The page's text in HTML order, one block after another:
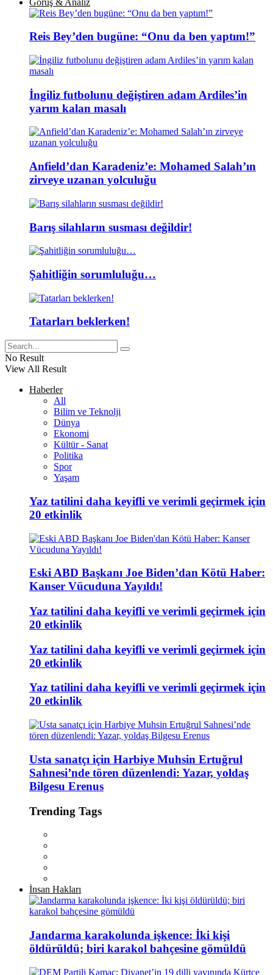
Reis Bey’den bugüne: “Onu da ben yaptım!”
İngiliz futbolunu değiştiren adam Ardiles’in
yarım kalan masalı
Anfield’dan Karadeniz’e: Mohamed Salah’ın
zirveye uzanan yolculuğu
Barış silahların susması değildir!
Şahitliğin sorumluluğu…
Tatarları beklerken!
No Result
View All Result
Haberler
All
Bilim ve Teknolji
Dünya
Ekonomi
Kültür - Sanat
Politika
Spor
Yaşam
Yaz tatilini daha keyifli ve verimli geçirmek için
20 etkinlik
Eski ABD Başkanı Joe Biden’dan Kötü Haber:
Kanser Vücuduna Yayıldı!
Yaz tatilini daha keyifli ve verimli geçirmek için
20 etkinlik
Yaz tatilini daha keyifli ve verimli geçirmek için
20 etkinlik
Yaz tatilini daha keyifli ve verimli geçirmek için
20 etkinlik
Usta sanatçı için Harbiye Muhsin Ertuğrul
Sahnesi’nde tören düzenlendi: Yazar, yoldaş
Bilgesu Erenus
Trending Tags
İnsan Hakları
Jandarma karakolunda işkence: İki kişi
öldürüldü; biri karakol bahçesine gömüldü